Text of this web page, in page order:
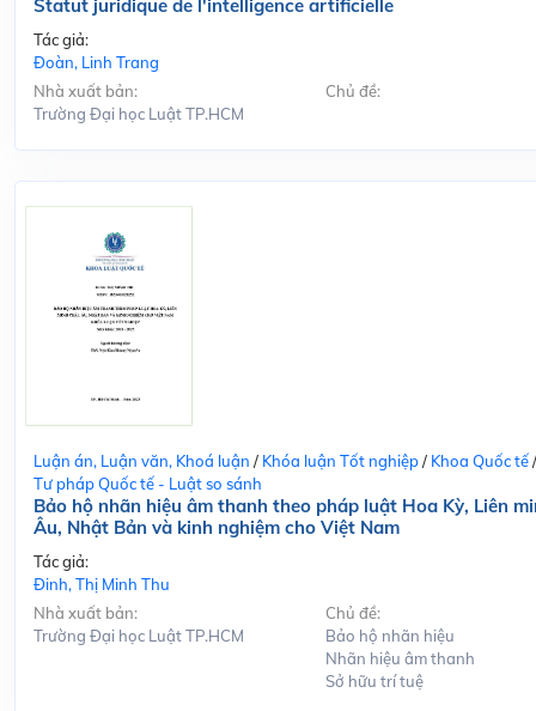
Statut juridique de l'intelligence artificielle
Tác giả:
Đoàn, Linh Trang
Nhà xuất bản:
Trường Đại học Luật TP.HCM
Chủ đề:
Luận án, Luận văn, Khoá luận / Khóa luận Tốt nghiệp/ Khoa Quốc tế/
Tư pháp Quốc tế - Luật so sánh
Bảo hộ nhãn hiệu âm thanh theo pháp luật Hoa Kỳ, Liên
Âu, Nhật Bản và kinh nghiệm cho Việt Nam
Tác giả:
Đinh, Thị Minh Thu
Nhà xuất bản:
Trường Đại học Luật TP.HCM
Chủ đề:
Bảo hộ nhãn hiệu
Nhãn hiệu âm thanh
Sở hữu trí tuệ